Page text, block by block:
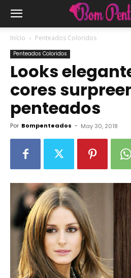
Início Penteados Coloridos
Penteados Coloridos
Looks
cores
penteados
Por Bompenteados - May 30, 2018